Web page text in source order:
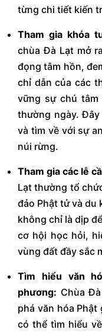
từng chi tiết kiến
Tham gia khóa
chùa Đà Lạt mở
đọng tâm hồn,
chỉ dẫn của các
vững sự chú
thường ngày.
và tìm về với sự
núi rừng.
Tham gia các lễ
Lạt thường tổ
đảo Phật tử và du
không chỉ là dịp
cơ hội học hỏi,
vùng đất đầy sắc
Tìm hiểu văn
phương: Chùa
phá văn hóa Phật
có thể tìm hiểu